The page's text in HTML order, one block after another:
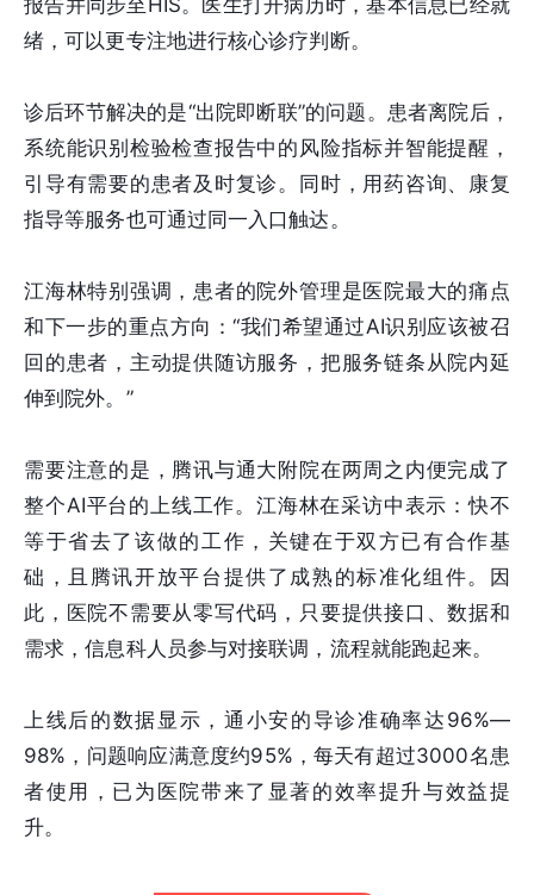
绪，可以更专注地进行核心诊疗判断。
诊后环节解决的是“出院即断联”的问题。患者离院后，
系统能识别检验检查报告中的风险指标并智能提醒，
引导有需要的患者及时复诊。同时，用药咨询、康复
指导等服务也可通过同一入口触达。
江海林特别强调，患者的院外管理是医院最大的痛点
和下一步的重点方向：“我们希望通过AI识别应该被召
回的患者，主动提供随访服务，把服务链条从院内延
伸到院外。”
需要注意的是，腾讯与通大附院在两周之内便完成了
整个AI平台的上线工作。江海林在采访中表示：快不
等于省去了该做的工作，关键在于双方已有合作基
础，且腾讯开放平台提供了成熟的标准化组件。因
此，医院不需要从零写代码，只要提供接口、数据和
需求，信息科人员参与对接联调，流程就能跑起来。
上线后的数据显示，通小安的导诊准确率达96%—
98%，问题响应满意度约95%，每天有超过3000名患
者使用，已为医院带来了显著的效率提升与效益提
升。